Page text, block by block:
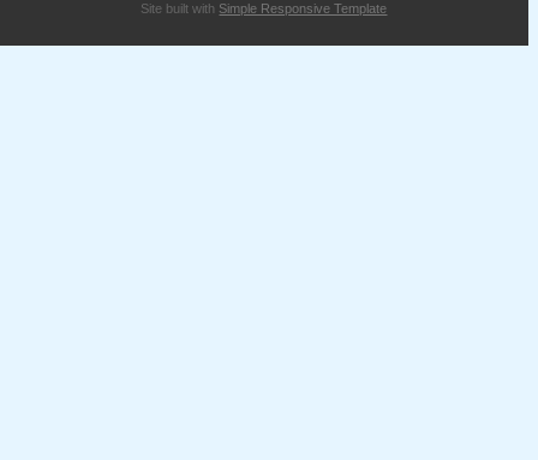
Site built with Simple Responsive Template